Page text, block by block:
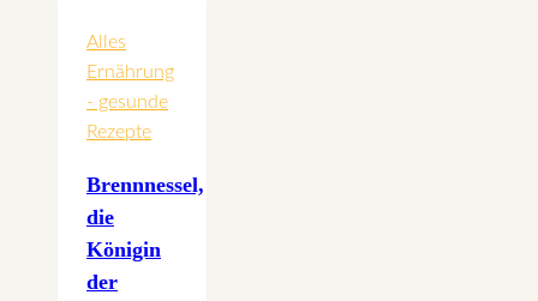
Alles
Ernährung
- gesunde
Rezepte
Brennnessel,
die
Königin
der